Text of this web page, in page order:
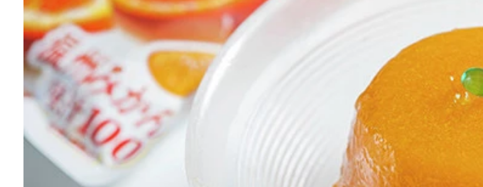
（１）切る！ バッカスの隅を包丁で切り落として中身のブランデーを取り出せるようにする。中身
で切るとよい
（２）入れる！ バッカスの中身が見える状態になったらグラスなどに垂らして集めよう。どうして
業を進めよう
（３）濾過！ 混入してしまったチョコの破片は茶こしを使えばほぼ取り除くことができる。濾過し
と
（４）完成！「バッカスのフレンチハイボール」
（５）乾杯！ ブランデーを氷と強炭酸水で割り、軽くかき混ぜればフレンチハイボールの完成。甘
でもＯＫ！